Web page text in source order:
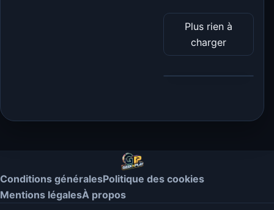
Plus rien à
charger
Conditions généralesPolitique des cookies
Mentions légalesÀ propos